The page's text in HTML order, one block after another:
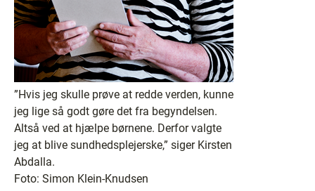
”Hvis jeg skulle prøve at redde verden, kunne
jeg lige så godt gøre det fra begyndelsen.
Altså ved at hjælpe børnene. Derfor valgte
jeg at blive sundhedsplejerske,” siger Kirsten
Abdalla.
Foto: Simon Klein-Knudsen